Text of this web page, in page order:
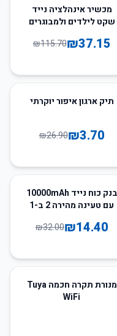
68מכשיר אינהלציה נייד
שקט לילדים ולמבוגרים
₪37.15
₪115.70
86
תיק ארגון איפור יוקרתי
₪3.70
₪26.90
55
בנק כוח נייד 10000mAh
עם טעינה מהירה 2 ב-1
₪14.40
₪32.00
מנורת תקרה חכמה Tuya
WiFi